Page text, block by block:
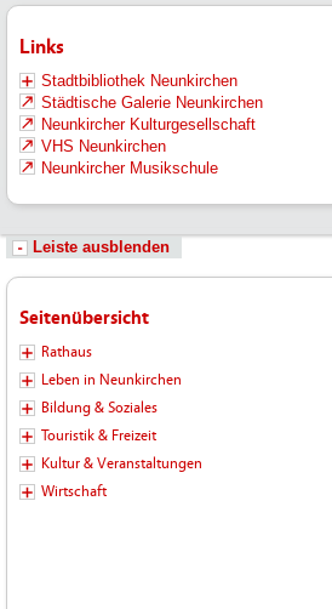
Links
Stadtbibliothek Neunkirchen
Städtische Galerie Neunkirchen
Neunkircher Kulturgesellschaft
VHS Neunkirchen
Neunkircher Musikschule
Leiste ausblenden
Seitenübersicht
Rathaus
Leben in Neunkirchen
Bildung & Soziales
Touristik & Freizeit
Kultur & Veranstaltungen
Wirtschaft